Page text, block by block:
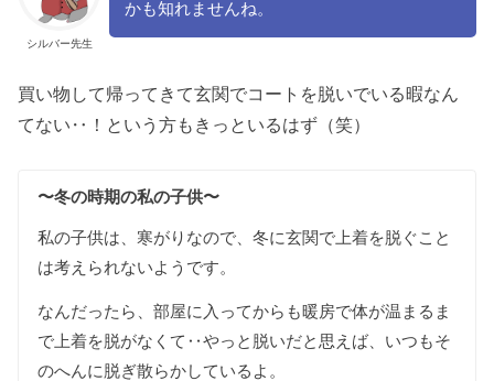
シルバー先生
かも知れませんね。
買い物して帰ってきて玄関でコートを脱いでいる暇なん
てない‥！という方もきっといるはず（笑）
〜冬の時期の私の子供〜
私の子供は、寒がりなので、冬に玄関で上着を脱ぐこと
は考えられないようです。
なんだったら、部屋に入ってからも暖房で体が温まるま
で上着を脱がなくて‥やっと脱いだと思えば、いつもそ
のへんに脱ぎ散らかしているよ。